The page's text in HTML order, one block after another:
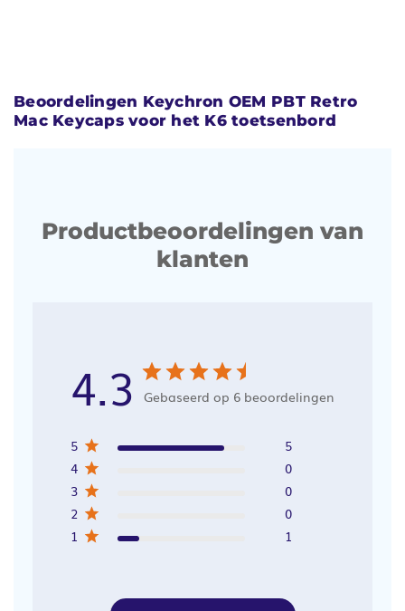
Beoordelingen Keychron OEM PBT Retro
Mac Keycaps voor het K6 toetsenbord
Productbeoordelingen van
klanten
4.3 Gebaseerd op 6 beoordelingen
5
5
4
0
3
0
2
0
1
1